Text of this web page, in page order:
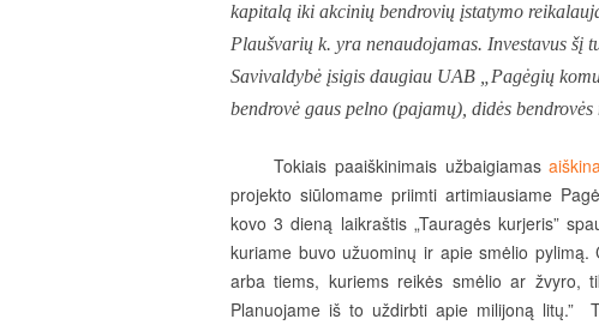
kapitalą iki akcinių bendrovių įstatymo
Plaušvarių k. yra nenaudojamas. Investavus šį
Savivaldybė įsigis daugiau UAB „Pagėgių
bendrovė gaus pelno (pajamų), didės
Tokiais paaiškinimais užbaigiamas
projekto siūlomame priimti artimiausiame
kovo 3 dieną laikraštis „Tauragės kurjeris”
kuriame buvo užuominų ir apie smėlio pylimą.
arba tiems, kuriems reikės smėlio ar žvyro,
Planuojame iš to uždirbti apie milijoną litų.”